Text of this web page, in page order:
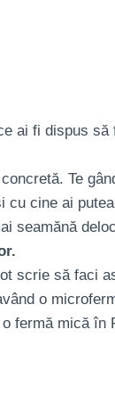
ai fi dispus
Te
cu cine ai
seamănă
scrie să faci
o
fermă mică în